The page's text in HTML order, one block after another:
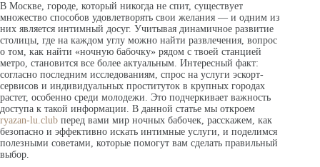
В Москве, городе, который никогда не спит, существует
множество способов удовлетворять свои желания — и одним из
них является интимный досуг. Учитывая динамичное развитие
столицы, где на каждом углу можно найти развлечения, вопрос
о том, как найти «ночную бабочку» рядом с твоей станцией
метро, становится все более актуальным. Интересный факт:
согласно последним исследованиям, спрос на услуги эскорт-
сервисов и индивидуальных проституток в крупных городах
растет, особенно среди молодежи. Это подчеркивает важность
доступа к такой информации. В данной статье мы откроем
ryazan-lu.club перед вами мир ночных бабочек, расскажем, как
безопасно и эффективно искать интимные услуги, и поделимся
полезными советами, которые помогут вам сделать правильный
выбор.